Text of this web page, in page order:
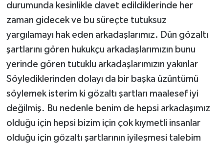
durumunda kesinlikle davet edildiklerinde her
zaman gidecek ve bu süreçte tutuksuz
yargılamayı hak eden arkadaşlarımız. Dün gözaltı
şartlarını gören hukukçu arkadaşlarımızın bunu
yerinde gören tutuklu arkadaşlarımızın yakınlar
Söylediklerinden dolayı da bir başka üzüntümü
söylemek isterim ki gözaltı şartları maalesef iyi
değilmiş. Bu nedenle benim de hepsi arkadaşımız
olduğu için hepsi bizim için çok kıymetli insanlar
olduğu için gözaltı şartlarının iyileşmesi talebim